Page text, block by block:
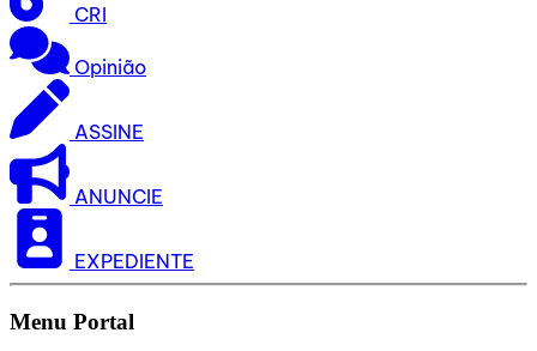
CRI
Opinião
ASSINE
ANUNCIE
EXPEDIENTE
Menu Portal